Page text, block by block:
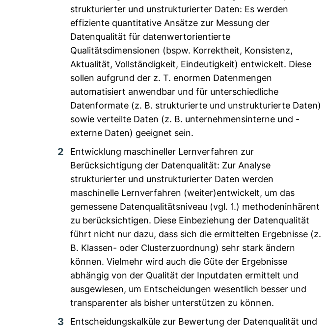
strukturierter und unstrukturierter Daten: Es werden
effiziente quantitative Ansätze zur Messung der
Datenqualität für datenwertorientierte
Qualitätsdimensionen (bspw. Korrektheit, Konsistenz,
Aktualität, Vollständigkeit, Eindeutigkeit) entwickelt. Diese
sollen aufgrund der z. T. enormen Datenmengen
automatisiert anwendbar und für unterschiedliche
Datenformate (z. B. strukturierte und unstrukturierte Daten)
sowie verteilte Daten (z. B. unternehmensinterne und -
externe Daten) geeignet sein.
Entwicklung maschineller Lernverfahren zur
Berücksichtigung der Datenqualität: Zur Analyse
strukturierter und unstrukturierter Daten werden
maschinelle Lernverfahren (weiter)entwickelt, um das
gemessene Datenqualitätsniveau (vgl. 1.) methodeninhärent
zu berücksichtigen. Diese Einbeziehung der Datenqualität
führt nicht nur dazu, dass sich die ermittelten Ergebnisse (z.
B. Klassen- oder Clusterzuordnung) sehr stark ändern
können. Vielmehr wird auch die Güte der Ergebnisse
abhängig von der Qualität der Inputdaten ermittelt und
ausgewiesen, um Entscheidungen wesentlich besser und
transparenter als bisher unterstützen zu können.
Entscheidungskalküle zur Bewertung der Datenqualität und